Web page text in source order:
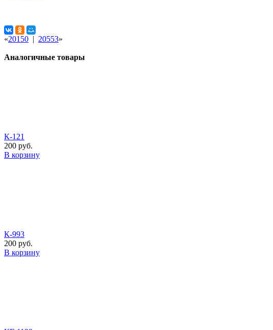
«20150 | 20553»
Аналогичные товары
К-121
200 руб.
В корзину
К-993
200 руб.
В корзину